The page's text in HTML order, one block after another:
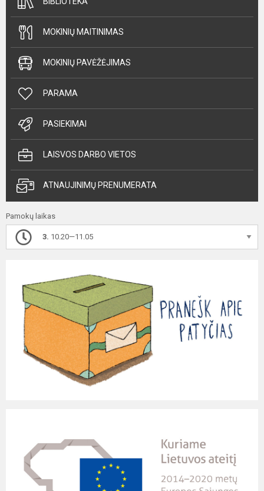
MOKINIŲ MAITINIMAS
MOKINIŲ PAVĖŽĖJIMAS
PARAMA
PASIEKIMAI
LAISVOS DARBO VIETOS
ATNAUJINIMŲ PRENUMERATA
Pamokų laikas
3. 10.20—11.05